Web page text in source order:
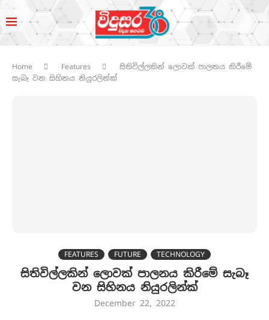
Home Features
සිතිවිල්ලකින් ලොවක් පාලනය කිරීමේ
සැබෑ වන සිහිනය නියුරලින්ක්
FEATURES FUTURE TECHNOLOGY
සිතිවිල්ලකින් ලොවක් පාලනය කිරීමේ සැබෑ
වන සිහිනය නියුරලින්ක්
December 22, 2022